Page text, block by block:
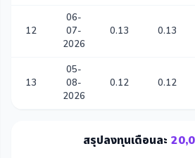
12
06-
07-
2026
0.13 0.13
13
05-
08-
2026
0.12 0.12
สรุปลงทุนเดือนละ